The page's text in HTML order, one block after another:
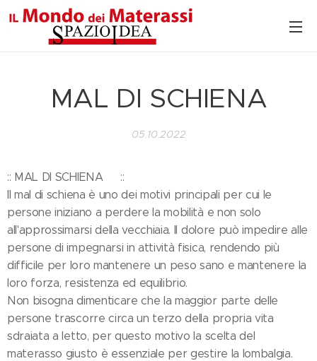
MAL DI SCHIENA
05.10.2022
:: MAL DI SCHIENA😣 ::
Il mal di schiena è uno dei motivi principali per cui le
persone iniziano a perdere la mobilità e non solo
all'approssimarsi della vecchiaia. Il dolore può impedire alle
persone di impegnarsi in attività fisica, rendendo più
difficile per loro mantenere un peso sano e mantenere la
loro forza, resistenza ed equilibrio.
Non bisogna dimenticare che la maggior parte delle
persone trascorre circa un terzo della propria vita
sdraiata a letto, per questo motivo la scelta del
materasso giusto è essenziale per gestire la lombalgia.